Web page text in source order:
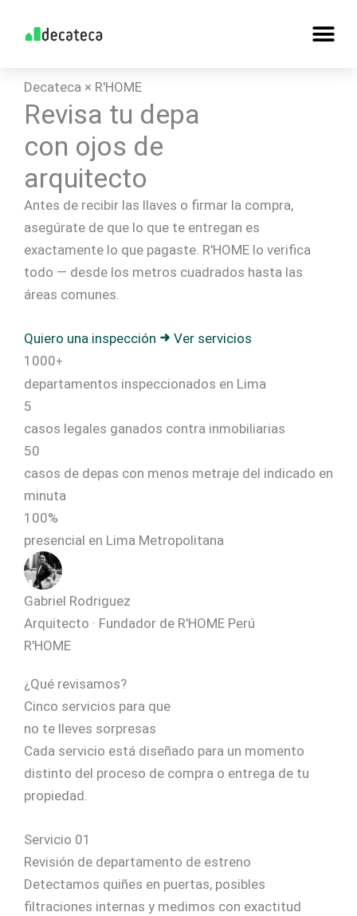
Decateca × R'HOME
Revisa tu depa
con ojos de
arquitecto
Antes de recibir las llaves o firmar la compra,
asegúrate de que lo que te entregan es
exactamente lo que pagaste. R'HOME lo verifica
todo — desde los metros cuadrados hasta las
áreas comunes.
Quiero una inspección
Ver servicios
1000+
departamentos inspeccionados en Lima
5
casos legales ganados contra inmobiliarias
50
casos de depas con menos metraje del indicado en
minuta
100%
presencial en Lima Metropolitana
Gabriel Rodriguez
Arquitecto · Fundador de R'HOME Perú
R'HOME
¿Qué revisamos?
Cinco servicios para que
no te lleves sorpresas
Cada servicio está diseñado para un momento
distinto del proceso de compra o entrega de tu
propiedad.
Servicio 01
Revisión de departamento de estreno
Detectamos quiñes en puertas, posibles
filtraciones internas y medimos con exactitud